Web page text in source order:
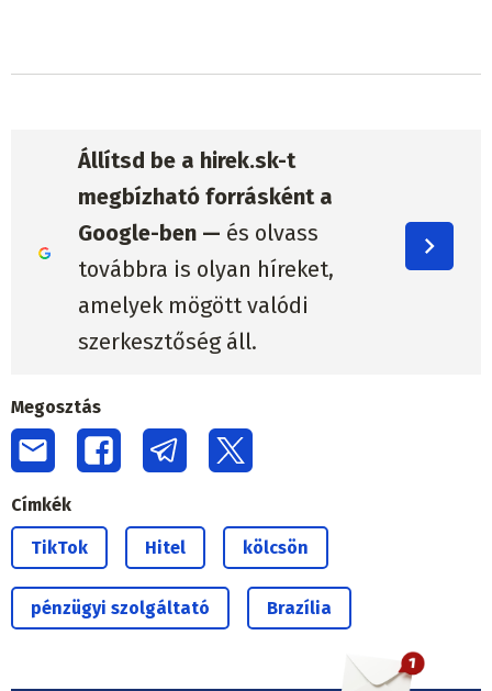
Állítsd be a hirek.sk-t
megbízható forrásként a
Google-ben — és olvass
továbbra is olyan híreket,
amelyek mögött valódi
szerkesztőség áll.
Megosztás
Címkék
TikTok Hitel kölcsön
pénzügyi szolgáltató Brazília